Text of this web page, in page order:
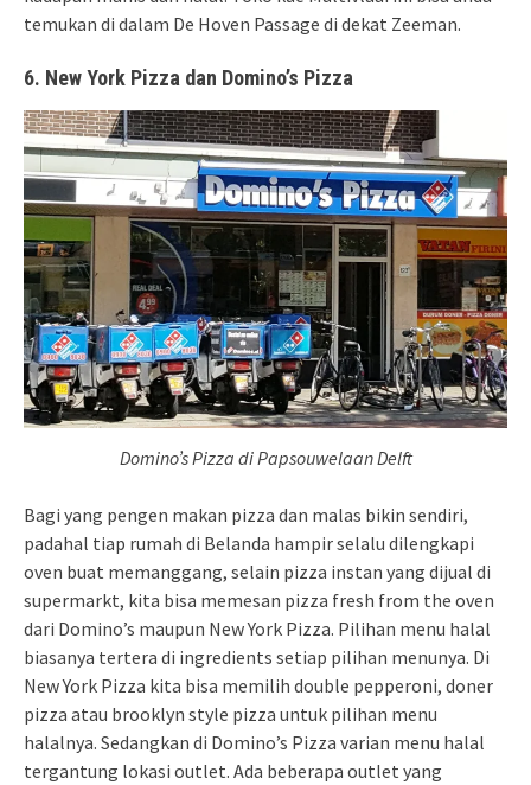
temukan di dalam De Hoven Passage di dekat Zeeman.
6. New York Pizza dan Domino’s Pizza
Domino’s Pizza di Papsouwelaan Delft
Bagi yang pengen makan pizza dan malas bikin sendiri,
padahal tiap rumah di Belanda hampir selalu dilengkapi
oven buat memanggang, selain pizza instan yang dijual di
supermarkt, kita bisa memesan pizza fresh from the oven
dari Domino’s maupun New York Pizza. Pilihan menu halal
biasanya tertera di ingredients setiap pilihan menunya. Di
New York Pizza kita bisa memilih double pepperoni, doner
pizza atau brooklyn style pizza untuk pilihan menu
halalnya. Sedangkan di Domino’s Pizza varian menu halal
tergantung lokasi outlet. Ada beberapa outlet yang